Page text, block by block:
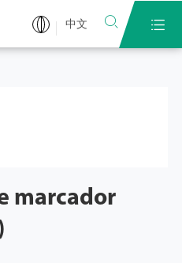
中文  
marcador